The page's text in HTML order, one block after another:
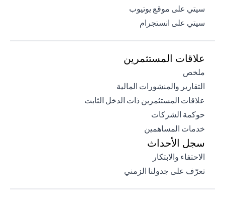
سيتي على موقع يوتيوب
سيتي على انستجرام
علاقات المستثمرين
ملخص
التقارير والمنشورات المالية
علاقات المستثمرين ذات الدخل الثابت
حوكمة الشركات
خدمات المساهمين
سجل الأحداث
الاحتفاء والابتكار
تعرّف على جدولنا الزمني